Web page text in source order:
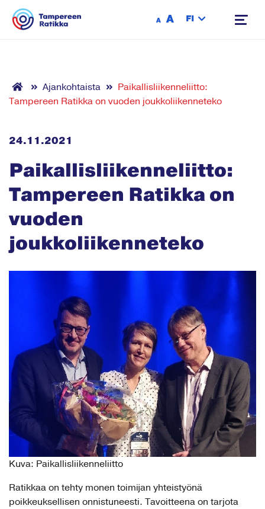
A A FI
Ajankohtaista
Paikallisliikenneliitto:
Tampereen Ratikka on vuoden joukkoliikenneteko
24.11.2021
Paikallisliikenneliitto:
Tampereen Ratikka on
vuoden
joukkoliikenneteko
Kuva: Paikallisliikenneliitto
Ratikkaa on tehty monen toimijan yhteistyönä
poikkeuksellisen onnistuneesti. Tavoitteena on tarjota